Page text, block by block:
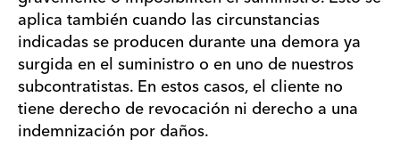
aplica también cuando las circunstancias
indicadas se producen durante una demora ya
surgida en el suministro o en uno de nuestros
subcontratistas. En estos casos, el cliente no
tiene derecho de revocación ni derecho a una
indemnización por daños.